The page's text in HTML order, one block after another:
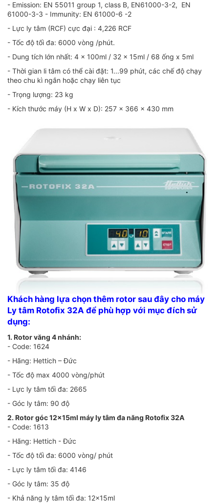
- Emission: EN 55011 group 1, class B, EN61000-3-2, EN
61000-3-3 - Immunity: EN 61000-6 -2
- Lực ly tâm (RCF) cực đại : 4,226 RCF
- Tốc độ tối đa: 6000 vòng /phút.
- Dung tích lớn nhất: 4 x 100ml / 32 x 15ml / 68 ống x 5ml
- Thời gian li tâm có thể cài đặt: 1...99 phút, các chế độ chạy
theo chu kì ngắn hoặc chạy liên tục
- Trọng lượng: 23 kg
- Kích thước máy (H x W x D): 257 x 366 x 430 mm
Khách hàng lựa chọn thêm rotor sau đây cho máy
Ly tâm Rotofix 32A để phù hợp với mục đích sử
dụng:
1. Rotor văng 4 nhánh:
- Code: 1624
- Hãng: Hettich – Đức
- Tốc độ max 4000 vòng/phút
- Lực ly tâm tối đa: 2665
- Góc ly tâm: 90 độ
2. Rotor góc 12x15ml máy ly tâm đa năng Rotofix 32A
- Code: 1613
- Hãng: Hettich - Đức
- Tốc độ tối đa: 6000 vòng/ phút
- Lực ly tâm tối đa: 4146
- Góc ly tâm: 35 độ
- Khả năng ly tâm tối đa: 12x15ml